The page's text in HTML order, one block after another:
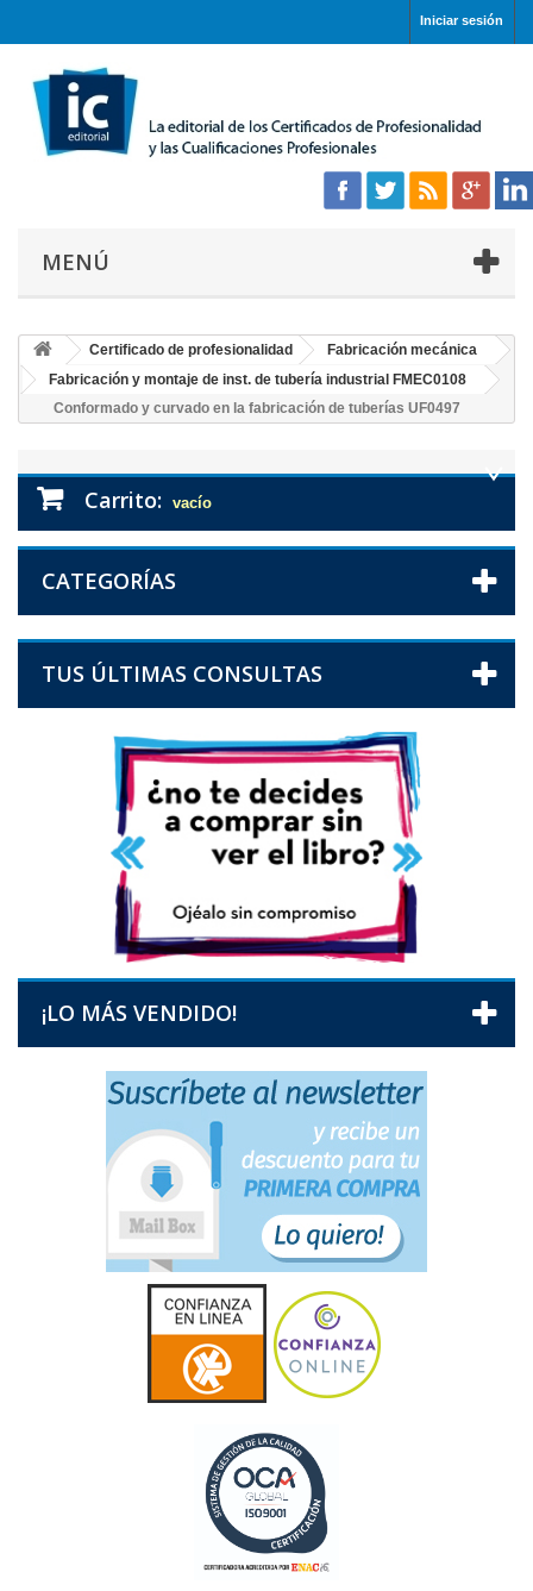
Iniciar sesión
MENÚ
Certificado de profesionalidad
Fabricación mecánica
Fabricación y montaje de inst. de tubería industrial FMEC0108
Conformado y curvado en la fabricación de tuberías UF0497
Carrito: vacío
CATEGORÍAS
TUS ÚLTIMAS CONSULTAS
¡LO MÁS VENDIDO!